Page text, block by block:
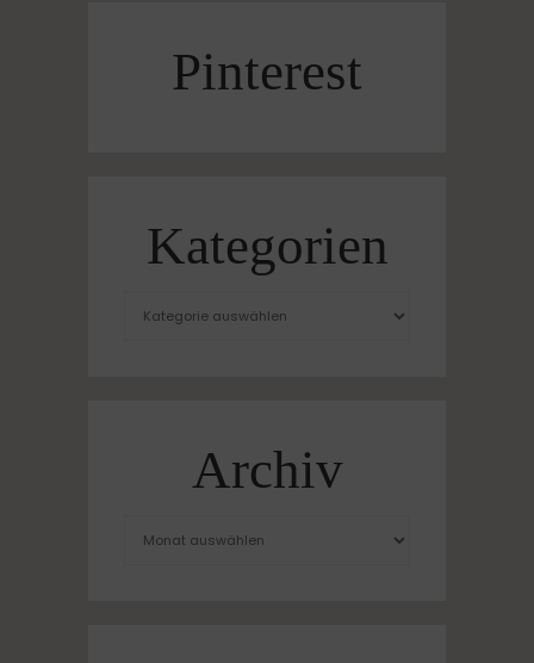
Pinterest
Kategorien
Archiv